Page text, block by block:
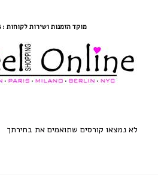
מוקד הזמנות ושירות לקוחות : 077-659-6925
לא נמצאו קורסים שתואמים את בחירתך